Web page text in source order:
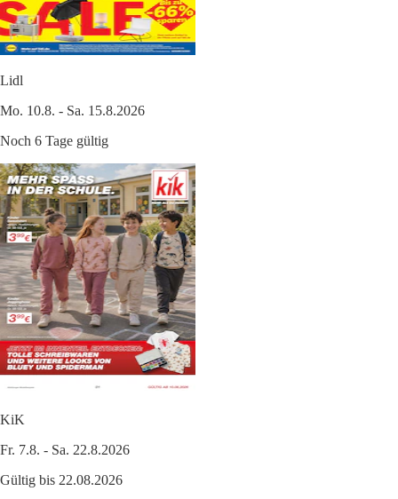
Lidl
Mo. 10.8. - Sa. 15.8.2026
Noch 6 Tage gültig
KiK
Fr. 7.8. - Sa. 22.8.2026
Gültig bis 22.08.2026